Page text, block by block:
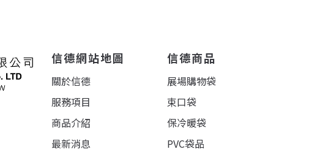
信德網站地圖
關於信德
服務項目
商品介紹
最新消息
信德商品
展場購物袋
束口袋
保冷暖袋
PVC袋品